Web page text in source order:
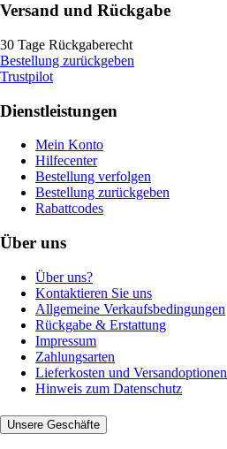
Versand und Rückgabe
30 Tage Rückgaberecht
Bestellung zurückgeben
Trustpilot
Dienstleistungen
Mein Konto
Hilfecenter
Bestellung verfolgen
Bestellung zurückgeben
Rabattcodes
Über uns
Über uns?
Kontaktieren Sie uns
Allgemeine Verkaufsbedingungen
Rückgabe & Erstattung
Impressum
Zahlungsarten
Lieferkosten und Versandoptionen
Hinweis zum Datenschutz
Unsere Geschäfte